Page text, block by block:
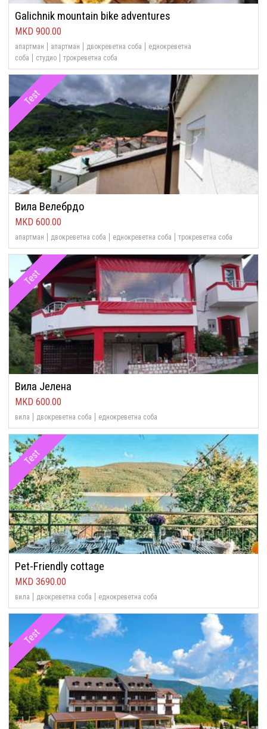
Galichnik mountain bike adventures
900.00
апартман апартман двокреветна соба
еднокреветна
соба
студио трокреветна соба
Test
Вила Велебрдо
600.00
апартман двокреветна соба еднокреветна соба трокреветна соба
Test
Вила Јелена
600.00
вила двокреветна соба еднокреветна соба
Test
Pet-Friendly cottage
3690.00
вила двокреветна соба еднокреветна соба
Test